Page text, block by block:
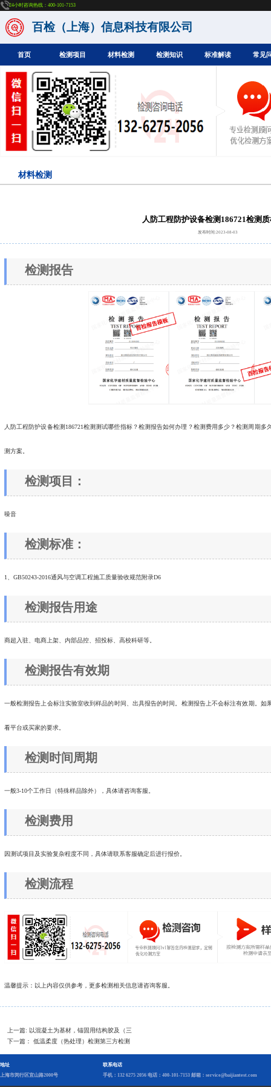
24小时咨询热线：400-101-7153
百检（上海）信息科技有限公司
首页 检测项目 材料检测 检测知识 标准解读 常见
材料检测
人防工程防护设备检测186721检测
发布时间:2023-08-03
检测报告
人防工程防护设备检测186721检测测试哪些指标？检测报告如何办理？检测费用多少？检测周期
测方案。
检测项目：
噪音
检测标准：
1、GB50243-2016通风与空调工程施工质量验收规范附录D6
检测报告用途
商超入驻、电商上架、内部品控、招投标、高校科研等。
检测报告有效期
一般检测报告上会标注实验室收到样品的时间、出具报告的时间。检测报告上不会标注有效期。
看平台或买家的要求。
检测时间周期
一般3-10个工作日（特殊样品除外），具体请咨询客服。
检测费用
因测试项目及实验复杂程度不同，具体请联系客服确定后进行报价。
检测流程
温馨提示：以上内容仅供参考，更多检测相关信息请咨询客服。
上一篇: 以混凝土为基材，锚固用结构胶及（三
下一篇： 低温柔度（热处理）检测第三方检测
地址
上海市闵行区宜山路2000号
联系电话
手机：132 6275 2056 电话：400-101-7153 邮箱：service@baijiantest.com